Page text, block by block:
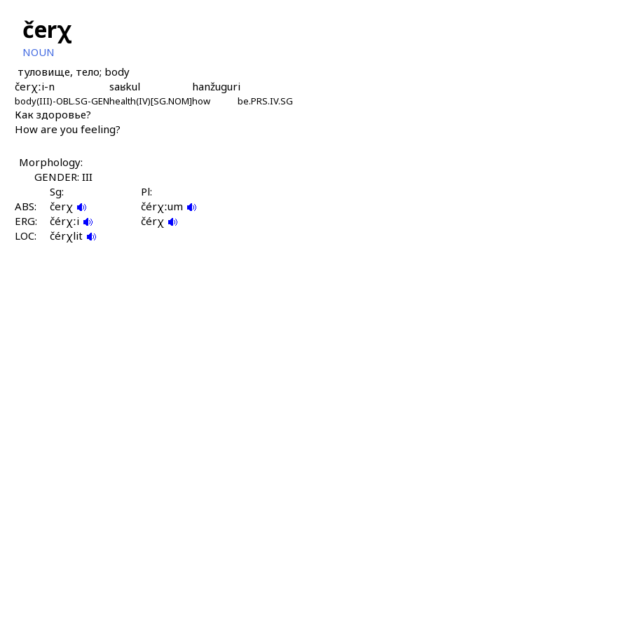
čerχ
NOUN
туловище, тело; body
čerχːi-n
body(III)-OBL.SG-GEN
saʁkul
health(IV)[SG.NOM]
hanžugur
how
i
be.PRS.IV.SG
Как здоровье?
How are you feeling?
Morphology:
GENDER: III
Sg:
Pl:
ABS:
čerχ
čérχːum
ERG:
čérχːi
čérχ
LOC:
čérχlit